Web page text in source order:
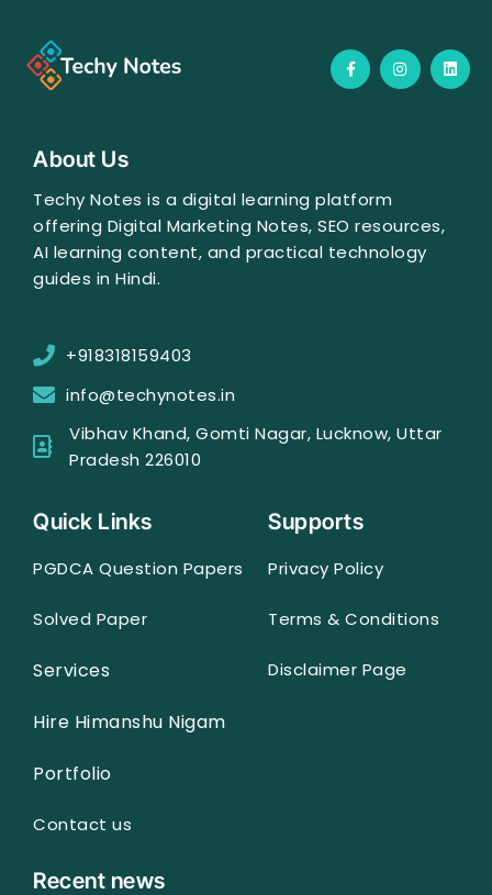
F
a
c
f
I
n
s
L
i
n
About Us
Techy Notes is a digital learning platform
offering Digital Marketing Notes, SEO resources,
AI learning content, and practical technology
guides in Hindi.
+918318159403
info@techynotes.in
Vibhav Khand, Gomti Nagar, Lucknow, Uttar
Pradesh 226010
Quick Links
PGDCA Question Papers
Solved Paper
Services
Hire Himanshu Nigam
Portfolio
Contact us
Supports
Privacy Policy
Terms & Conditions
Disclaimer Page
Recent news